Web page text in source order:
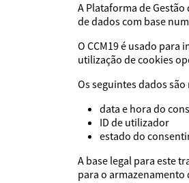
A Plataforma de
de dados com base
O CCM19 é usado
utilização de cookies
Os seguintes dados
data e hora do
ID de utilizador
estado do
A base legal para este
para o